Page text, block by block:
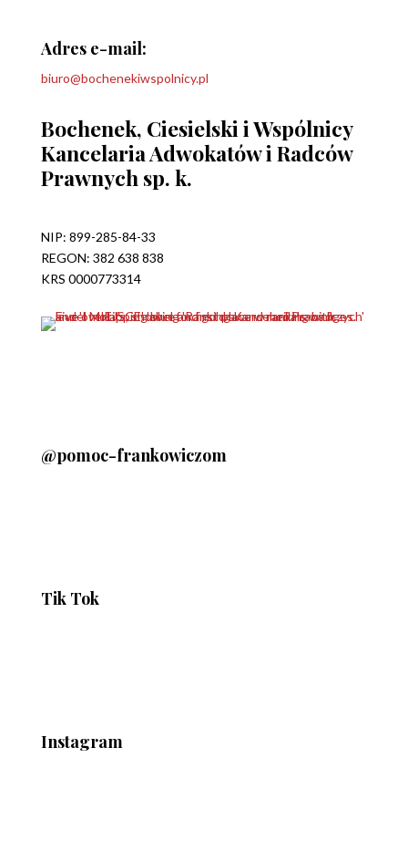
Adres e-mail:
biuro@bochenekiwspolnicy.pl
Bochenek, Ciesielski i Wspólnicy
Kancelaria Adwokatów i Radców
Prawnych sp. k.
NIP: 899-285-84-33
REGON: 382 638 838
KRS 0000773314
@pomoc-frankowiczom
Tik Tok
Instagram